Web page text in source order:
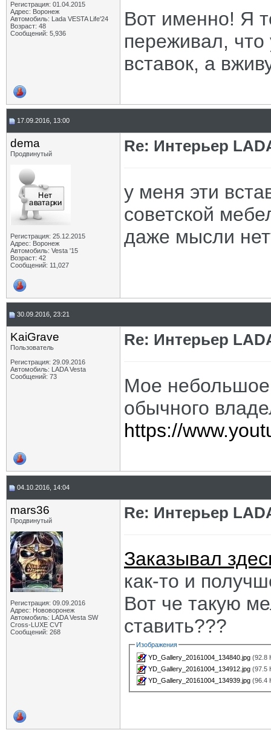
Регистрация: 01.04.2015
Адрес: Воронеж
Автомобиль: Lada VESTA Life'24
Возраст: 48
Сообщений: 5,936
Вот именно! Я
переживал,
вставок, а
17.09.2016, 13:00
dema
Продвинутый
Регистрация: 25.12.2015
Адрес: Воронеж
Автомобиль: Vesta '15
Возраст: 42
Сообщений: 11,027
Re: Интерьер
у меня эти
советской
даже мысли
30.09.2016, 23:21
KaiGrave
Пользователь
Регистрация: 29.09.2016
Автомобиль: LADA Vesta
Сообщений: 73
Re: Интерьер
Мое
обычного
https://
04.10.2016, 14:04
mars36
Продвинутый
Регистрация: 09.09.2016
Адрес: Нововоронеж
Автомобиль: LADA Vesta SW
Cross-LUXE CVT
Сообщений: 268
Re: Интерьер
Заказывал
как-то и
Вот че такую
ставить???
Изображения
YD_Gallery_20161004_134840.jpg (92.8
YD_Gallery_20161004_134912.jpg (97.5
YD_Gallery_20161004_134939.jpg (96.4